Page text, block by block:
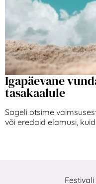
Igapäevane
tasakaalule
Sageli otsime
või eredaid elamusi,